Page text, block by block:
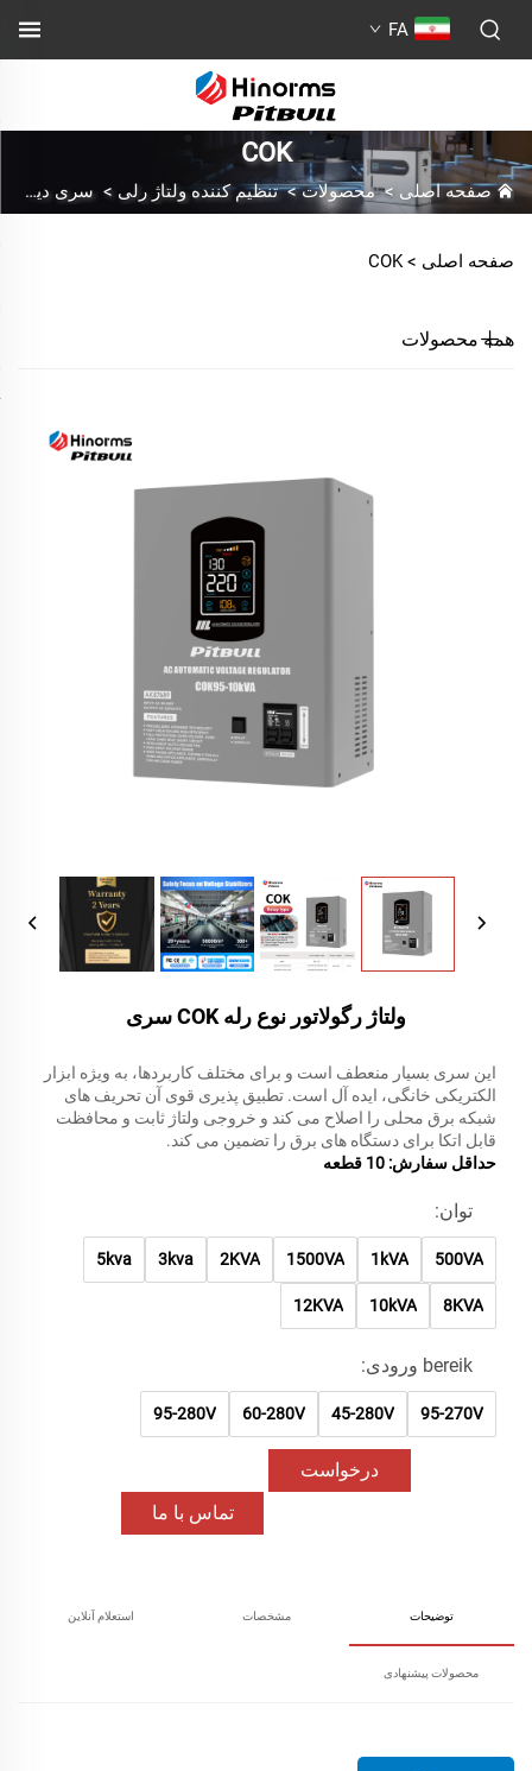
FA
COK
صفحه اصلی >محصولات>تنظیم کننده ولتاژ رلی > سری دیواری
صفحه اصلی > COK
همه محصولات
ولتاژ رگولاتور نوع رله COK سری
این سری بسیار منعطف است و برای مختلف کاربردها، به ویژه ابزار
الکتریکی خانگی، ایده آل است. تطبیق پذیری قوی آن تحریف های
شبکه برق محلی را اصلاح می کند و خروجی ولتاژ ثابت و محافظت
قابل اتکا برای دستگاه های برق را تضمین می کند.
حداقل سفارش: 10 قطعه
توان:
500VA
1kVA
1500VA
2KVA
3kva
5kva
8KVA
10kVA
12KVA
bereik ورودی:
95-270V
45-280V
60-280V
95-280V
درخواست
تماس با ما
توضیحات مشخصات استعلام آنلاین
محصولات پیشنهادی